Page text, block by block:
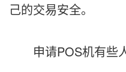
己的交易安全。
申请POS机有些